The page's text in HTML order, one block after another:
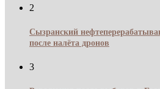
2
Сызранский
после налёта дронов
3